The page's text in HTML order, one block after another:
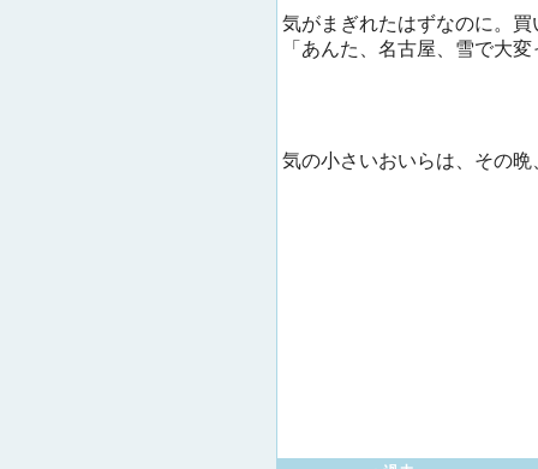
気がまぎれたはずなのに。
「あんた、名古屋、雪で大
気の小さいおいらは、その